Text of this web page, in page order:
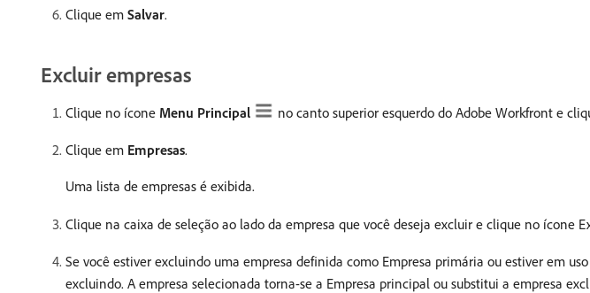
Clique em Salvar.
Excluir empresas
Clique no ícone Menu Principal no canto superior esquerdo do Adobe Workfront e
Clique em Empresas.
Uma lista de empresas é exibida.
Clique na caixa de seleção ao lado da empresa que você deseja excluir e clique no ícone
Se você estiver excluindo uma empresa definida como Empresa primária ou estiver em
excluindo. A empresa selecionada torna-se a Empresa principal ou substitui a empresa